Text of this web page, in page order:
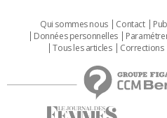
Qui sommes nous Contact
Données personnelles
Tous les articles
Corrections